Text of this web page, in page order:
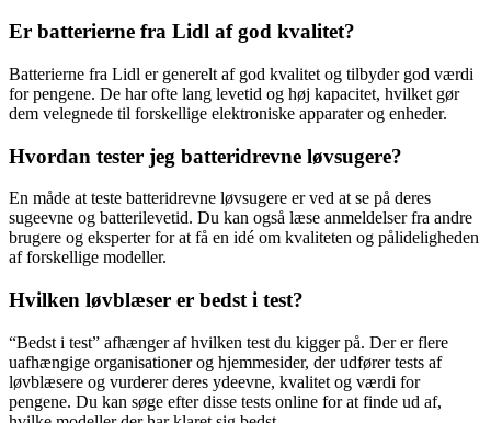
Er batterierne fra Lidl af god kvalitet?
Batterierne fra Lidl er generelt af god kvalitet og tilbyder god værdi
for pengene. De har ofte lang levetid og høj kapacitet, hvilket gør
dem velegnede til forskellige elektroniske apparater og enheder.
Hvordan tester jeg batteridrevne løvsugere?
En måde at teste batteridrevne løvsugere er ved at se på deres
sugeevne og batterilevetid. Du kan også læse anmeldelser fra andre
brugere og eksperter for at få en idé om kvaliteten og pålideligheden
af forskellige modeller.
Hvilken løvblæser er bedst i test?
“Bedst i test” afhænger af hvilken test du kigger på. Der er flere
uafhængige organisationer og hjemmesider, der udfører tests af
løvblæsere og vurderer deres ydeevne, kvalitet og værdi for
pengene. Du kan søge efter disse tests online for at finde ud af,